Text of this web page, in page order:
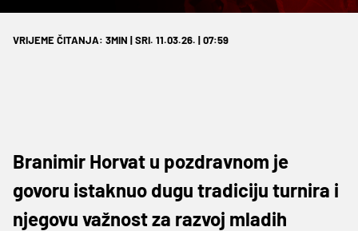
VRIJEME ČITANJA: 3MIN | SRI. 11.03.26. | 07:59
Branimir Horvat u pozdravnom je
govoru istaknuo dugu tradiciju turnira i
njegovu važnost za razvoj mladih